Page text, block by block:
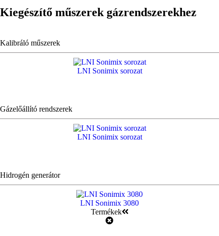
Kiegészítő műszerek gázrendszerekhez
Kalibráló műszerek
LNI Sonimix sorozat
Gázelőállító rendszerek
LNI Sonimix sorozat
Hidrogén generátor
LNI Sonimix 3080
Termékek